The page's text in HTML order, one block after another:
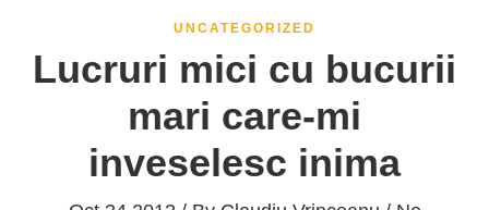
UNCATEGORIZED
Lucruri mici cu bucurii
mari care-mi
inveselesc inima